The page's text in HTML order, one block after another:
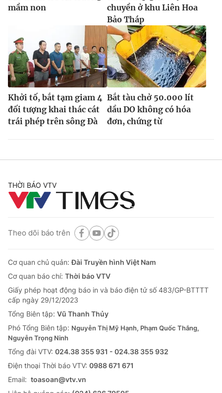
mầm non
chuyền ở khu Liên Hoa
Bảo Tháp
Khởi tố, bắt tạm giam 4
đối tượng khai thác cát
trái phép trên sông Đà
Bắt tàu chở 50.000 lít
dầu DO không có hóa
đơn, chứng từ
THỜI BÁO VTV
Theo dõi báo trên
Cơ quan chủ quản:Đài Truyền hình Việt Nam
Cơ quan báo chí: Thời báo VTV
Giấy phép hoạt động báo in và báo điện tử số 483/GP-BTTTT
cấp ngày 29/12/2023
Tổng Biên tập: Vũ Thanh Thủy
Phó Tổng Biên tập: Nguyễn Thị Mỹ Hạnh, Phạm Quốc Thắng,
Nguyễn Trọng Ninh
Tổng đài VTV: 024.38 355 931 - 024.38 355 932
Ðiện thoại Thời báo VTV: 0988 671 671
Email: toasoan@vtv.vn